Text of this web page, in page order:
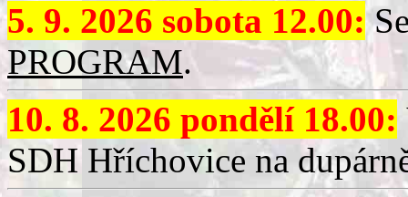
5. 9. 2026 sobota 12.00:
PROGRAM.
10. 8. 2026 pondělí 18.00:
SDH Hříchovice na